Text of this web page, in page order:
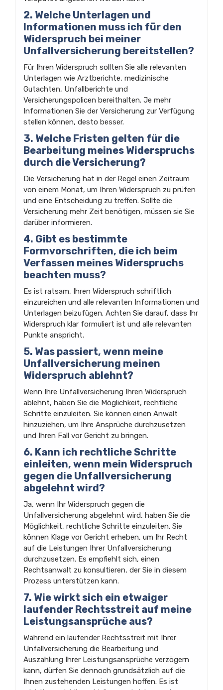
2. Welche Unterlagen und
Informationen muss ich für den
Widerspruch bei meiner
Unfallversicherung bereitstellen?
Für Ihren Widerspruch sollten Sie alle relevanten
Unterlagen wie Arztberichte, medizinische
Gutachten, Unfallberichte und
Versicherungspolicen bereithalten. Je mehr
Informationen Sie der Versicherung zur Verfügung
stellen können, desto besser.
3. Welche Fristen gelten für die
Bearbeitung meines Widerspruchs
durch die Versicherung?
Die Versicherung hat in der Regel einen Zeitraum
von einem Monat, um Ihren Widerspruch zu prüfen
und eine Entscheidung zu treffen. Sollte die
Versicherung mehr Zeit benötigen, müssen sie Sie
darüber informieren.
4. Gibt es bestimmte
Formvorschriften, die ich beim
Verfassen meines Widerspruchs
beachten muss?
Es ist ratsam, Ihren Widerspruch schriftlich
einzureichen und alle relevanten Informationen und
Unterlagen beizufügen. Achten Sie darauf, dass Ihr
Widerspruch klar formuliert ist und alle relevanten
Punkte anspricht.
5. Was passiert, wenn meine
Unfallversicherung meinen
Widerspruch ablehnt?
Wenn Ihre Unfallversicherung Ihren Widerspruch
ablehnt, haben Sie die Möglichkeit, rechtliche
Schritte einzuleiten. Sie können einen Anwalt
hinzuziehen, um Ihre Ansprüche durchzusetzen
und Ihren Fall vor Gericht zu bringen.
6. Kann ich rechtliche Schritte
einleiten, wenn mein Widerspruch
gegen die Unfallversicherung
abgelehnt wird?
Ja, wenn Ihr Widerspruch gegen die
Unfallversicherung abgelehnt wird, haben Sie die
Möglichkeit, rechtliche Schritte einzuleiten. Sie
können Klage vor Gericht erheben, um Ihr Recht
auf die Leistungen Ihrer Unfallversicherung
durchzusetzen. Es empfiehlt sich, einen
Rechtsanwalt zu konsultieren, der Sie in diesem
Prozess unterstützen kann.
7. Wie wirkt sich ein etwaiger
laufender Rechtsstreit auf meine
Leistungsansprüche aus?
Während ein laufender Rechtsstreit mit Ihrer
Unfallversicherung die Bearbeitung und
Auszahlung Ihrer Leistungsansprüche verzögern
kann, dürfen Sie dennoch grundsätzlich auf die
Ihnen zustehenden Leistungen hoffen. Es ist